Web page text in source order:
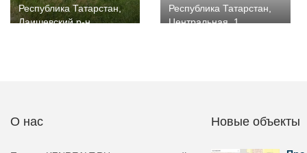
Республика Татарстан,
Лаишевский р-н
Республика Татарстан,
Центральная, 1
О нас Новые объекты